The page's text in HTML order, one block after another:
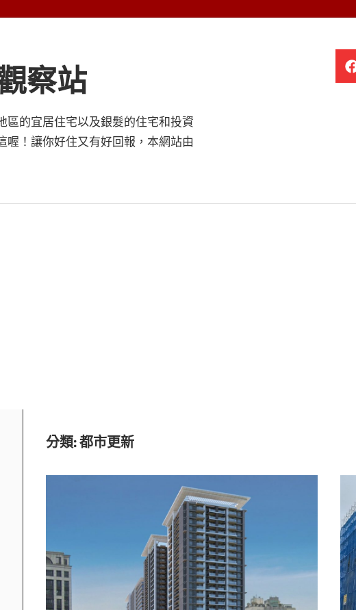
察站
區的宜居住宅以及銀髮的住宅和投資
喔！讓你好住又有好回報，本網站由
銀
髮
住
分類:都市更新